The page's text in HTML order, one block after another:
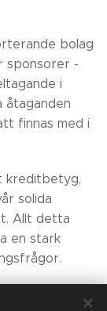
bolag
sponsorer -
i
åtaganden
finnas med i
kreditbetyg,
solida
Allt detta
en stark